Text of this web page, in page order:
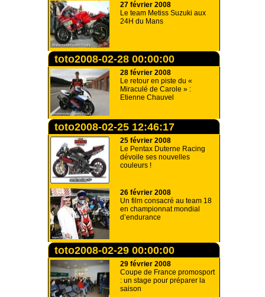
27 février 2008
Le team Metiss Suzuki aux
24H du Mans
toto2008-02-28 00:00:00
28 février 2008
Le retour en piste du «
Miraculé de Carole » :
Etienne Chauvel
toto2008-02-25 12:46:17
25 février 2008
Le Pentax Duterne Racing
dévoile ses nouvelles
couleurs !
26 février 2008
Un film consacré au team 18
en championnat mondial
d’endurance
toto2008-02-29 00:00:00
29 février 2008
Coupe de France promosport
: un stage pour préparer la
saison